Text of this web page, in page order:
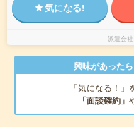
気になる!
派遣会社
興味があった
「気になる！
「面談確約」